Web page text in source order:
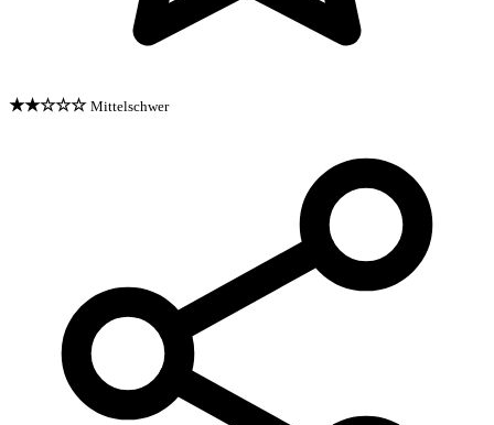
★★☆☆☆ Mittelschwer